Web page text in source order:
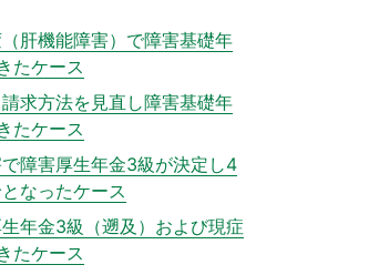
肝機能障害）で障害基礎年
たケース
求方法を見直し障害基礎年
たケース
障害厚生年金3級が決定し4
なったケース
年金3級（遡及）および現症
たケース